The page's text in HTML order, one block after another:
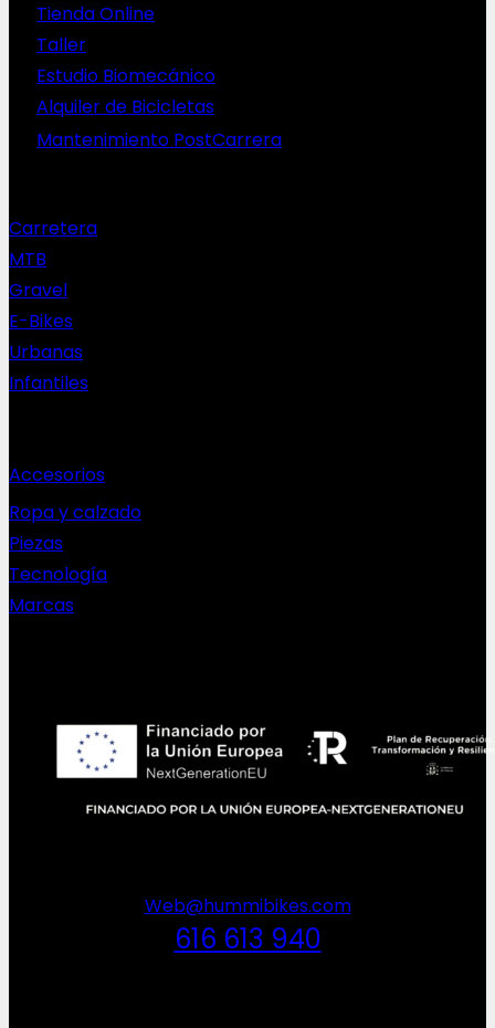
Tienda Online
Taller
Estudio Biomecánico
Alquiler de Bicicletas
Mantenimiento PostCarrera
Carretera
MTB
Gravel
E-Bikes
Urbanas
Infantiles
Accesorios
Ropa y calzado
Piezas
Tecnología
Marcas
Web@hummibikes.com
616 613 940